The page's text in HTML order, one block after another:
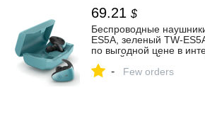
69.21 $
Беспроводные
ES5A, зеленый TW-
по выгодной цене в
- Few orders